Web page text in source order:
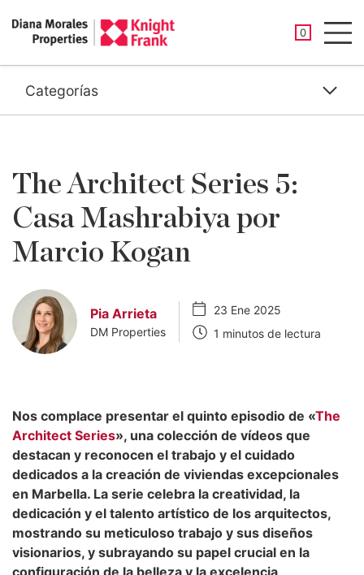
0
Categorías
The Architect Series 5:
Casa Mashrabiya por
Marcio Kogan
Pia Arrieta
DM Properties
23 Ene 2025
1 minutos de lectura
Nos complace presentar el quinto episodio de «The
Architect Series», una colección de vídeos que
destacan y reconocen el trabajo y el cuidado
dedicados a la creación de viviendas excepcionales
en Marbella. La serie celebra la creatividad, la
dedicación y el talento artístico de los arquitectos,
mostrando su meticuloso trabajo y sus diseños
visionarios, y subrayando su papel crucial en la
configuración de la belleza y la excelencia